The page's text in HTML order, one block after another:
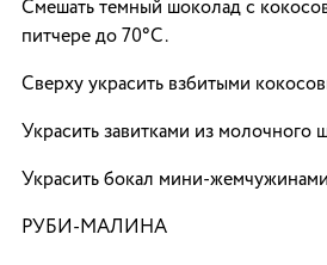
Смешать темный шоколад с
питчере до 70°С.
Сверху украсить взбитыми
Украсить завитками из молочного
Украсить бокал мини-
РУБИ-МАЛИНА